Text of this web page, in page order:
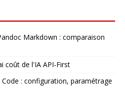
Markdown : comparaison
coût de l'IA API-First
: configuration, paramétrage